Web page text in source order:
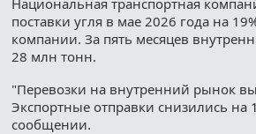
поставки угля в мае 2026 года на
компании. За пять месяцев
28 млн тонн.
"Перевозки на внутренний рынок
Экспортные отправки снизились на
сообщении.